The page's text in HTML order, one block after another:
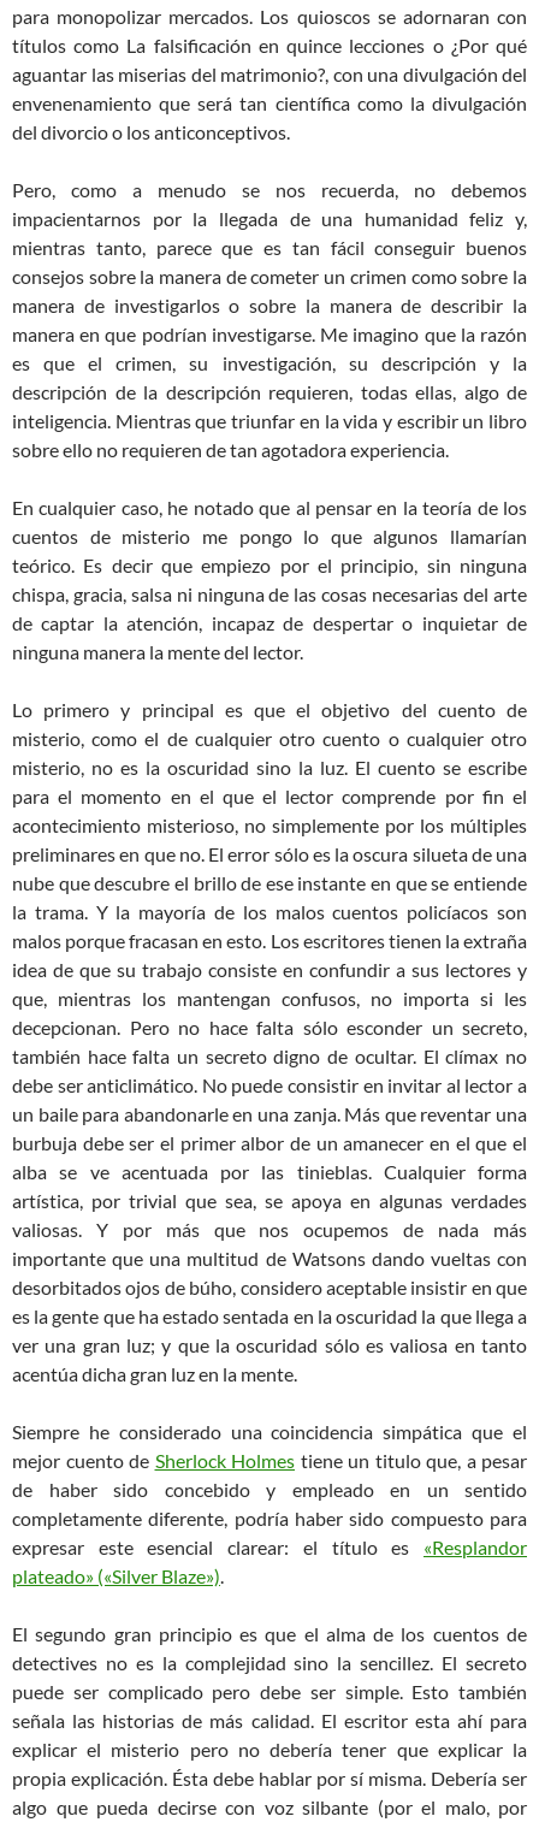
para monopolizar mercados. Los quioscos se adornaran con
títulos como La falsificación en quince lecciones o ¿Por qué
aguantar las miserias del matrimonio?, con una divulgación del
envenenamiento que será tan científica como la divulgación
del divorcio o los anticonceptivos.
Pero, como a menudo se nos recuerda, no debemos
impacientarnos por la llegada de una humanidad feliz y,
mientras tanto, parece que es tan fácil conseguir buenos
consejos sobre la manera de cometer un crimen como sobre la
manera de investigarlos o sobre la manera de describir la
manera en que podrían investigarse. Me imagino que la razón
es que el crimen, su investigación, su descripción y la
descripción de la descripción requieren, todas ellas, algo de
inteligencia. Mientras que triunfar en la vida y escribir un libro
sobre ello no requieren de tan agotadora experiencia.
En cualquier caso, he notado que al pensar en la teoría de los
cuentos de misterio me pongo lo que algunos llamarían
teórico. Es decir que empiezo por el principio, sin ninguna
chispa, gracia, salsa ni ninguna de las cosas necesarias del arte
de captar la atención, incapaz de despertar o inquietar de
ninguna manera la mente del lector.
Lo primero y principal es que el objetivo del cuento de
misterio, como el de cualquier otro cuento o cualquier otro
misterio, no es la oscuridad sino la luz. El cuento se escribe
para el momento en el que el lector comprende por fin el
acontecimiento misterioso, no simplemente por los múltiples
preliminares en que no. El error sólo es la oscura silueta de una
nube que descubre el brillo de ese instante en que se entiende
la trama. Y la mayoría de los malos cuentos policíacos son
malos porque fracasan en esto. Los escritores tienen la extraña
idea de que su trabajo consiste en confundir a sus lectores y
que, mientras los mantengan confusos, no importa si les
decepcionan. Pero no hace falta sólo esconder un secreto,
también hace falta un secreto digno de ocultar. El clímax no
debe ser anticlimático. No puede consistir en invitar al lector a
un baile para abandonarle en una zanja. Más que reventar una
burbuja debe ser el primer albor de un amanecer en el que el
alba se ve acentuada por las tinieblas. Cualquier forma
artística, por trivial que sea, se apoya en algunas verdades
valiosas. Y por más que nos ocupemos de nada más
importante que una multitud de Watsons dando vueltas con
desorbitados ojos de búho, considero aceptable insistir en que
es la gente que ha estado sentada en la oscuridad la que llega a
ver una gran luz; y que la oscuridad sólo es valiosa en tanto
acentúa dicha gran luz en la mente.
Siempre he considerado una coincidencia simpática que el
mejor cuento de Sherlock Holmes tiene un titulo que, a pesar
de haber sido concebido y empleado en un sentido
completamente diferente, podría haber sido compuesto para
expresar este esencial clarear: el título es «Resplandor
plateado» («Silver Blaze»).
El segundo gran principio es que el alma de los cuentos de
detectives no es la complejidad sino la sencillez. El secreto
puede ser complicado pero debe ser simple. Esto también
señala las historias de más calidad. El escritor esta ahí para
explicar el misterio pero no debería tener que explicar la
propia explicación. Ésta debe hablar por sí misma. Debería ser
algo que pueda decirse con voz silbante (por el malo, por